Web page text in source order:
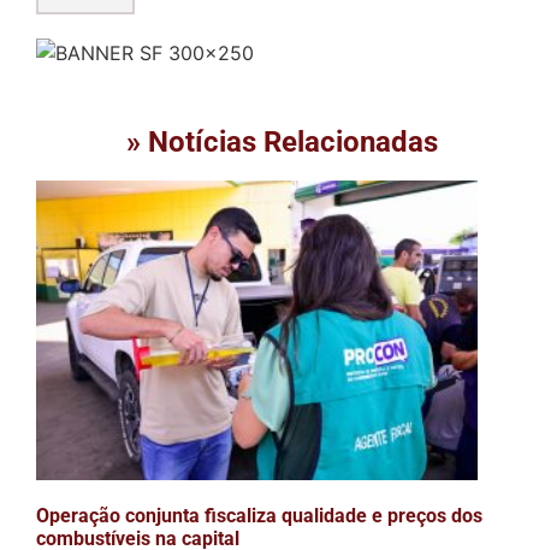
» Notícias Relacionadas
Operação conjunta fiscaliza qualidade e preços dos
combustíveis na capital